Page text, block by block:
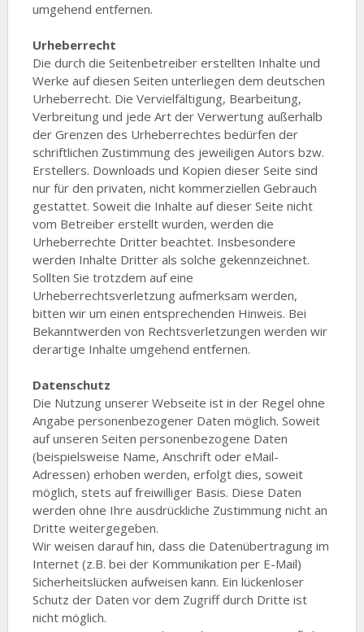
umgehend entfernen.
Urheberrecht
Die durch die Seitenbetreiber erstellten Inhalte und
Werke auf diesen Seiten unterliegen dem deutschen
Urheberrecht. Die Vervielfältigung, Bearbeitung,
Verbreitung und jede Art der Verwertung außerhalb
der Grenzen des Urheberrechtes bedürfen der
schriftlichen Zustimmung des jeweiligen Autors bzw.
Erstellers. Downloads und Kopien dieser Seite sind
nur für den privaten, nicht kommerziellen Gebrauch
gestattet. Soweit die Inhalte auf dieser Seite nicht
vom Betreiber erstellt wurden, werden die
Urheberrechte Dritter beachtet. Insbesondere
werden Inhalte Dritter als solche gekennzeichnet.
Sollten Sie trotzdem auf eine
Urheberrechtsverletzung aufmerksam werden,
bitten wir um einen entsprechenden Hinweis. Bei
Bekanntwerden von Rechtsverletzungen werden wir
derartige Inhalte umgehend entfernen.
Datenschutz
Die Nutzung unserer Webseite ist in der Regel ohne
Angabe personenbezogener Daten möglich. Soweit
auf unseren Seiten personenbezogene Daten
(beispielsweise Name, Anschrift oder eMail-
Adressen) erhoben werden, erfolgt dies, soweit
möglich, stets auf freiwilliger Basis. Diese Daten
werden ohne Ihre ausdrückliche Zustimmung nicht an
Dritte weitergegeben.
Wir weisen darauf hin, dass die Datenübertragung im
Internet (z.B. bei der Kommunikation per E-Mail)
Sicherheitslücken aufweisen kann. Ein lückenloser
Schutz der Daten vor dem Zugriff durch Dritte ist
nicht möglich.